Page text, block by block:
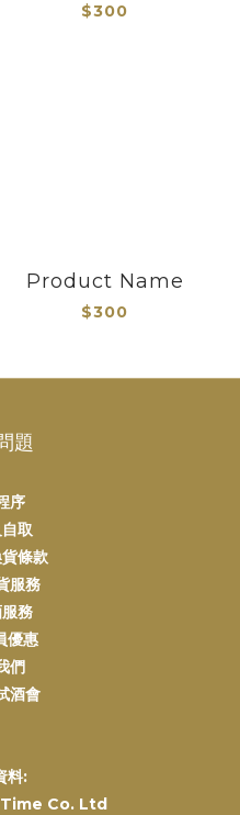
$300
Product Name
$300
題
序
取
條款
服務
務
優惠
們
酒會
料:
Time Co. Ltd